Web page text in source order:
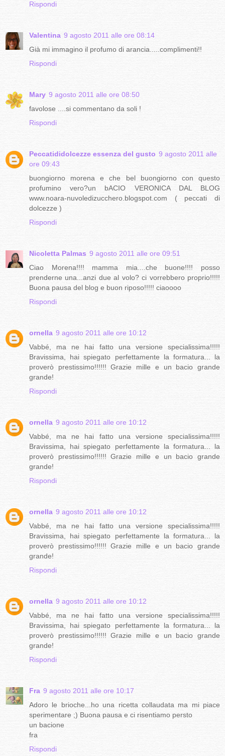
Rispondi
Valentina 9 agosto 2011 alle ore 08:14
Già mi immagino il profumo di arancia.....complimenti!!
Rispondi
Mary 9 agosto 2011 alle ore 08:50
favolose ....si commentano da soli !
Rispondi
Peccatididolcezze essenza del gusto 9 agosto 2011 alle
ore 09:43
buongiorno morena e che bel buongiorno con questo
profumino vero?un bACIO VERONICA DAL BLOG
www.noara-nuvoledizucchero.blogspot.com ( peccati di
dolcezze )
Rispondi
Nicoletta Palmas 9 agosto 2011 alle ore 09:51
Ciao Morena!!!! mamma mia....che buone!!!! posso
prenderne una...anzi due al volo? ci vorrebbero proprio!!!!!
Buona pausa del blog e buon riposo!!!!! ciaoooo
Rispondi
ornella 9 agosto 2011 alle ore 10:12
Vabbé, ma ne hai fatto una versione specialissima!!!!!
Bravissima, hai spiegato perfettamente la formatura... la
proverò prestissimo!!!!!! Grazie mille e un bacio grande
grande!
Rispondi
ornella 9 agosto 2011 alle ore 10:12
Vabbé, ma ne hai fatto una versione specialissima!!!!!
Bravissima, hai spiegato perfettamente la formatura... la
proverò prestissimo!!!!!! Grazie mille e un bacio grande
grande!
Rispondi
ornella 9 agosto 2011 alle ore 10:12
Vabbé, ma ne hai fatto una versione specialissima!!!!!
Bravissima, hai spiegato perfettamente la formatura... la
proverò prestissimo!!!!!! Grazie mille e un bacio grande
grande!
Rispondi
ornella 9 agosto 2011 alle ore 10:12
Vabbé, ma ne hai fatto una versione specialissima!!!!!
Bravissima, hai spiegato perfettamente la formatura... la
proverò prestissimo!!!!!! Grazie mille e un bacio grande
grande!
Rispondi
Fra 9 agosto 2011 alle ore 10:17
Adoro le brioche...ho una ricetta collaudata ma mi piace
sperimentare ;) Buona pausa e ci risentiamo persto
un bacione
fra
Rispondi